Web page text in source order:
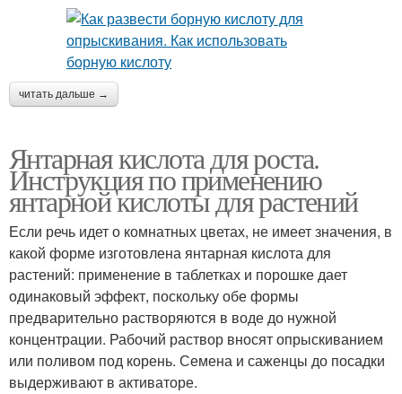
читать дальше →
Янтарная кислота для роста.
Инструкция по применению
янтарной кислоты для растений
Если речь идет о комнатных цветах, не имеет значения, в
какой форме изготовлена янтарная кислота для
растений: применение в таблетках и порошке дает
одинаковый эффект, поскольку обе формы
предварительно растворяются в воде до нужной
концентрации. Рабочий раствор вносят опрыскиванием
или поливом под корень. Семена и саженцы до посадки
выдерживают в активаторе.